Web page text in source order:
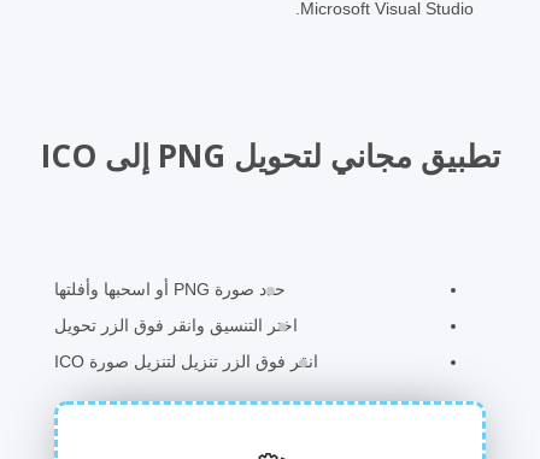
Microsoft Visual Studio.
تطبيق مجاني لتحويل PNG إلى ICO
حدد صورة PNG أو اسحبها وأفلتها
اختر التنسيق وانقر فوق الزر تحويل
انقر فوق الزر تنزيل لتنزيل صورة ICO